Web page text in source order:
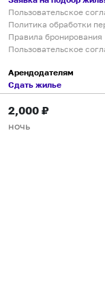
2,000 ₽
ночь
Пользовательское
Политика обработки
Правила бронирования
Пользовательское
Арендодателям
Сдать жилье
Пользовательское
Правила публикации